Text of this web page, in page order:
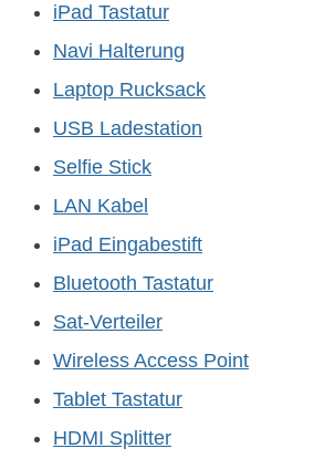
iPad Tastatur
Navi Halterung
Laptop Rucksack
USB Ladestation
Selfie Stick
LAN Kabel
iPad Eingabestift
Bluetooth Tastatur
Sat-Verteiler
Wireless Access Point
Tablet Tastatur
HDMI Splitter